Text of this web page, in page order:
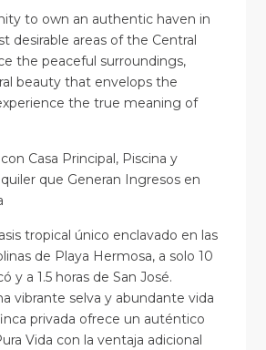
to own an authentic haven in
desirable areas of the Central
the peaceful surroundings,
beauty that envelops the
the true meaning of
Casa Principal, Piscina y
que Generan Ingresos en
tropical único enclavado en las
de Playa Hermosa, a solo 10
y a 1.5 horas de San José.
vibrante selva y abundante vida
privada ofrece un auténtico
Vida con la ventaja adicional